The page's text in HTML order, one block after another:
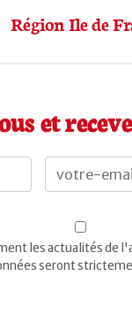
Région Ile de
et
les actualités de
seront